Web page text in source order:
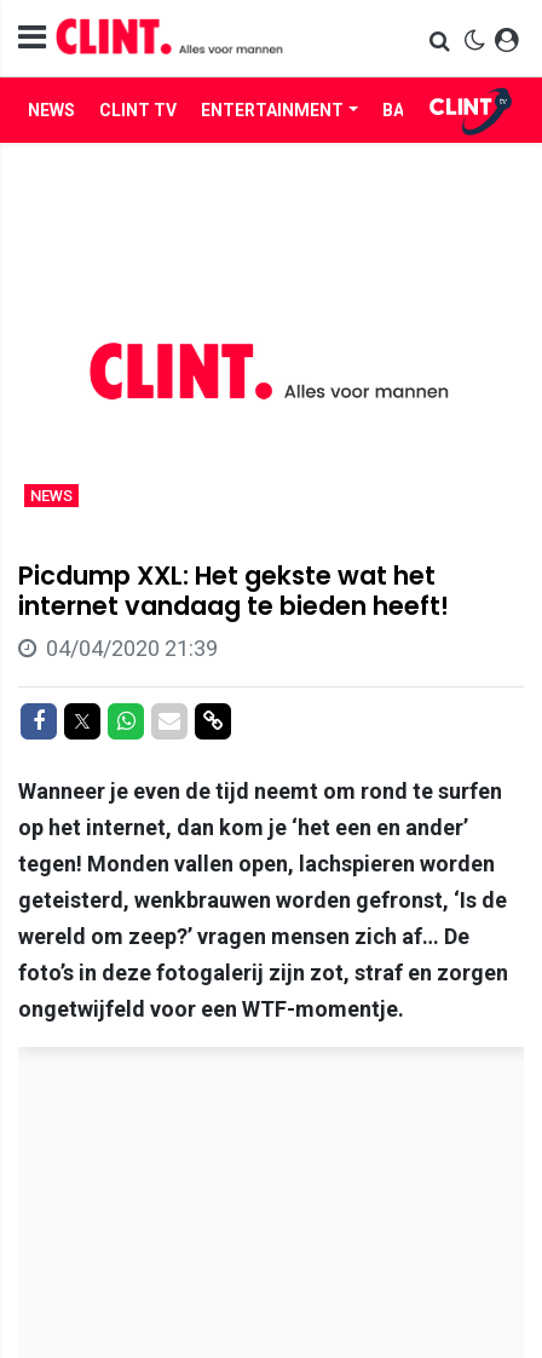
NEWS CLINT TV ENTERTAINMENT BABES LIFE
NEWS
Picdump XXL: Het gekste wat het
internet vandaag te bieden heeft!
04/04/2020 21:39
Delen op Facebook
Delen op Twitter
Delen op Whatsapp
Delen via Mail
Delen via link
Wanneer je even de tijd neemt om rond te surfen
op het internet, dan kom je ‘het een en ander’
tegen! Monden vallen open, lachspieren worden
geteisterd, wenkbrauwen worden gefronst, ‘Is de
wereld om zeep?’ vragen mensen zich af… De
foto’s in deze fotogalerij zijn zot, straf en zorgen
ongetwijfeld voor een WTF-momentje.